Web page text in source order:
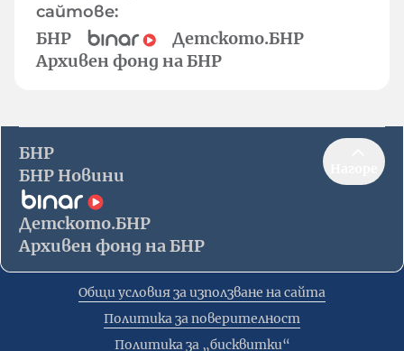
сайтове:
БНР
Детското.БНР
Архивен фонд на БНР
БНР
БНР Новини
Детското.БНР
Архивен фонд на БНР
Общи условия за използване на сайта
Политика за поверителност
Политика за „бисквитки“